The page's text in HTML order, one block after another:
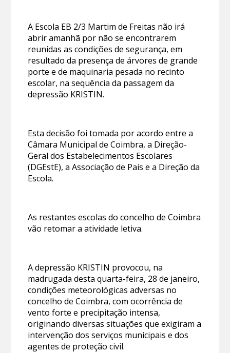
A Escola EB 2/3 Martim de Freitas não irá
abrir amanhã por não se encontrarem
reunidas as condições de segurança, em
resultado da presença de árvores de grande
porte e de maquinaria pesada no recinto
escolar, na sequência da passagem da
depressão KRISTIN.
Esta decisão foi tomada por acordo entre a
Câmara Municipal de Coimbra, a Direção-
Geral dos Estabelecimentos Escolares
(DGEstE), a Associação de Pais e a Direção da
Escola.
As restantes escolas do concelho de Coimbra
vão retomar a atividade letiva.
A depressão KRISTIN provocou, na
madrugada desta quarta-feira, 28 de janeiro,
condições meteorológicas adversas no
concelho de Coimbra, com ocorrência de
vento forte e precipitação intensa,
originando diversas situações que exigiram a
intervenção dos serviços municipais e dos
agentes de proteção civil.